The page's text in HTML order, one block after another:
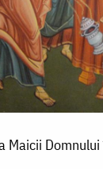
Maicii